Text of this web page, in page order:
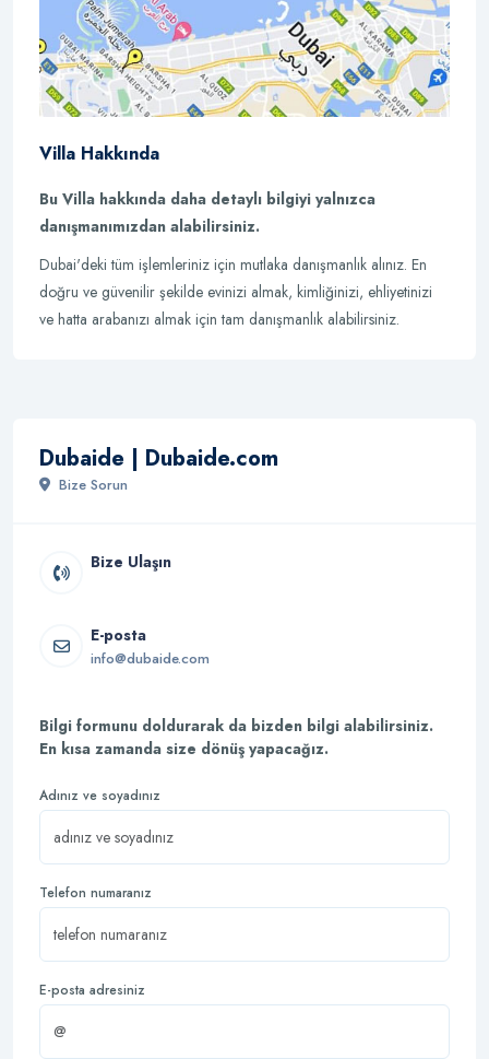
Villa Hakkında
Bu Villa hakkında daha detaylı bilgiyi yalnızca
danışmanımızdan alabilirsiniz.
Dubai'deki tüm işlemleriniz için mutlaka danışmanlık alınız. En
doğru ve güvenilir şekilde evinizi almak, kimliğinizi, ehliyetinizi
ve hatta arabanızı almak için tam danışmanlık alabilirsiniz.
Dubaide | Dubaide.com
Bize Sorun
Bize Ulaşın
E-posta
info@dubaide.com
Bilgi formunu doldurarak da bizden bilgi alabilirsiniz.
En kısa zamanda size dönüş yapacağız.
Adınız ve soyadınız
Telefon numaranız
E-posta adresiniz